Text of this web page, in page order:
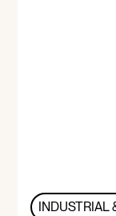
INDUSTRIAL